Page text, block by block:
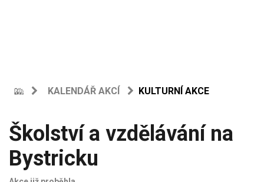
KALENDÁŘ AKCÍ KULTURNÍ AKCE
Školství a vzdělávání na
Bystricku